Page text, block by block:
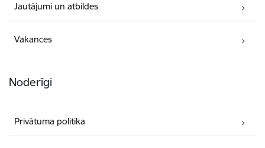
Jautājumi un atbildes
Vakances
Noderīgi
Privātuma politika